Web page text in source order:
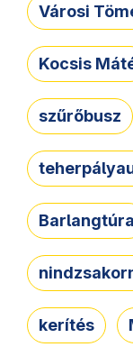
Városi
Kocsis
szűrőbusz
Barlangtúra
kerítés